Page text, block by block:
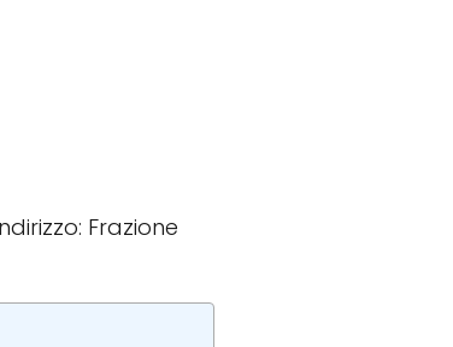
Frazione